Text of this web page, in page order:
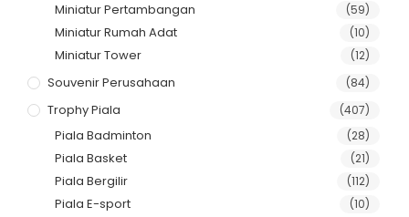
Miniatur Pertambangan (59)
Miniatur Rumah Adat (10)
Miniatur Tower (12)
Souvenir Perusahaan (84)
Trophy Piala (407)
Piala Badminton (28)
Piala Basket (21)
Piala Bergilir (112)
Piala E-sport (10)